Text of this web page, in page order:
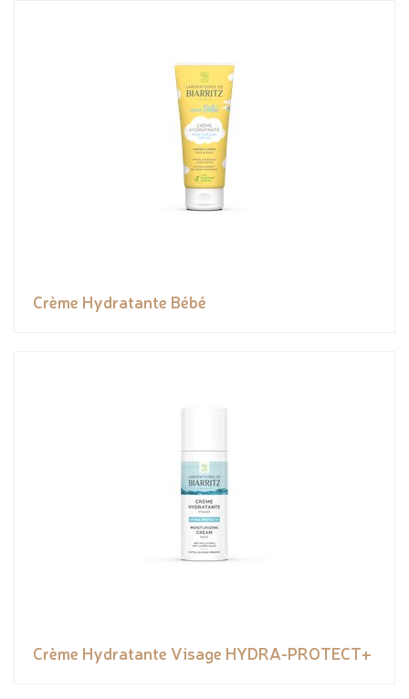
Crème Hydratante Bébé
Crème Hydratante Visage HYDRA-PROTECT+